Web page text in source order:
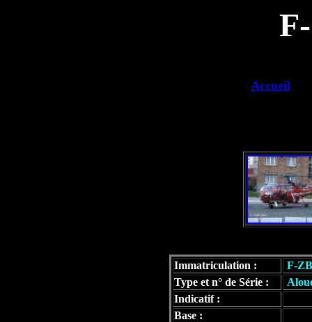
Accueil
Immatriculation :
F-
Type et n° de Série :
Indicatif :
Base :